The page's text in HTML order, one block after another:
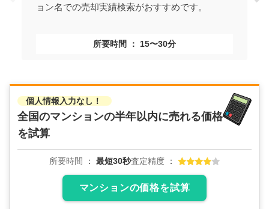
ョン名での売却実績検索がおすすめです。
所要時間 15〜30分
個人情報入力なし！
全国のマンションの半年以内に売れる価格
を試算
所要時間 最短30秒査定精度
マンションの価格を試算